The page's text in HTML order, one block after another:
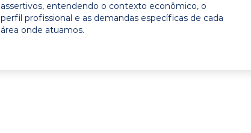
assertivos, entendendo o contexto econômico, o
perfil profissional e as demandas específicas de cada
área onde atuamos.